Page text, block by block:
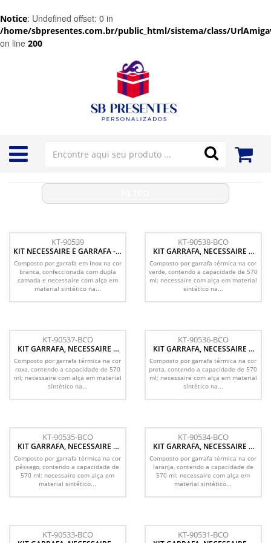
Notice: Undefined offset: 0 in
/home/sbpresentes.com.br/public_html/sistema/class/
on line 200
KT-90539
KIT NECESSAIRE E GARRAFA - 2
PÇS
Composto por garrafa em Inox na cor
branca, confeccionada com dupla
camada e necessaire com alça em
material sintético na...
KT-90538-BCO
KIT GARRAFA, NECESSAIRE E
FONE - 3 PÇS
Composto por garrafa térmica na cor
verde, contendo a capacidade de 570
ml; necessaire com alça em material
sintético na...
KT-90537-BCO
KIT GARRAFA, NECESSAIRE E
FONE - 3 PÇS
Composto por garrafa térmica na cor
roxa, contendo a capacidade de 570
ml; necessaire com alça em material
sintético na...
KT-90536-BCO
KIT GARRAFA, NECESSAIRE E
FONE - 3 PÇS
Composto por garrafa térmica na cor
preta, contendo a capacidade de 570
ml; necessaire com alça em material
sintético na...
KT-90535-BCO
KIT GARRAFA, NECESSAIRE E
FONE - 3 PÇS
Composto por garrafa térmica na cor
pêssego, contendo a capacidade de
570 ml; necessaire com alça em
material sintético...
KT-90534-BCO
KIT GARRAFA, NECESSAIRE E
FONE - 3 PÇS
Composto por garrafa térmica na cor
laranja, contendo a capacidade de
570 ml; necessaire com alça em
material sintético...
KT-90533-BCO KT-90531-BCO